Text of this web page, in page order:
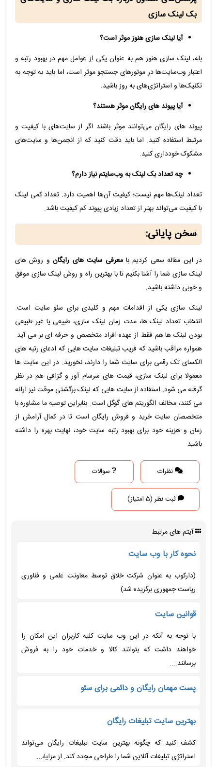
بک لینک سازی
آیا لینک سازی هنوز موثر است؟
بله، لینک سازی هنوز هم به عنوان یکی از عوامل مهم در بهبود رتبه و
اعتبار وب‌سایت‌ها در موتورهای جستجو موثر است، اما باید به توجه به
تکنیک‌ها و استراتژی‌های به روز باشید.
آیا پیوند های رایگان موثر هستند؟
پیوند های رایگان می‌توانند موثر باشند اگر از سایت‌های با کیفیت و
مرتبط استفاده کنید. اما باید دقت کنید که از انجمن‌ها و سایت‌های
مشکوک خودداری کنید.
چه تعداد بک لینک به وب‌سایتم نیاز دارم؟
تعداد لینک‌ها مهم نیست؛ کیفیت آن‌ها اهمیت دارد. تعداد کمی لینک
با کیفیت می‌تواند بهتر از تعداد زیادی پیوند کم کیفیت باشد.
سخن پایانی:
در این مقاله سعی کردیم بامعرفی سایت های رایگانو روش های
لینک سازی شما را آشنا بکنیم تا با بهترین راه و روش لینک سازی موفق
و خوبی داشته باشید.
لینک سازی یکی از اقدامات مهم و کلیدی برای سئو سایت است.
انتخاب تعداد لینک ها، مدت زمان لینک سازی، طبیعی یا غیر طبیعی
بودن لینک ها هم فقط از عهده افراد متخصص و حرفه ای بر می آید.
همواره مراقب باشید که فریب تبلیغات سایت هایی که ادعای رتبه های
الکسای تک رقمی برای سایت شما را دارند، نخورید. در این سایت ها
معمولا برای لینک سازی، قیمت های سرسام آور و گزافی هم در نظر
گرفته می شود. استفاده از سایت هایی که لینک برگشتی موقت نیز ارائه
می کنند، مخالف الگوریتم های گوگل است. بنابراین توصیه ما مشاوره با
متخصصان سایت خرید و فروش رایگان است تا در کمال آرامش از
زمان و هزینه خود برای بهبود رتبه سایت خود، نهایت بهره را داشته
باشید.
نظرات سوالات
ثبت نظر (5 امتیاز)
آیتم های مرتبط
نحوه کار با وب سایت
(دارکوب به عنوان شرکت خلاق توسط معاونت علمی و فناوری
ریاست جمهوری برگزیده شد)
قوانین سایت
با توجه به آنکه در این وب سایت کلیه کاربران این امکان را
خواهند داشت که بتوانند کالا و خدمات خود را به فروش
برسانند....
پست مهمان رایگان و دائمی برای سئو
بهترین سایت تبلیغات رایگان
کشف کنید که چگونه بهترین سایت تبلیغات رایگان می‌تواند
استراتژی تبلیغات آنلاین شما را طراحی مجدد کند. از مزایا،...